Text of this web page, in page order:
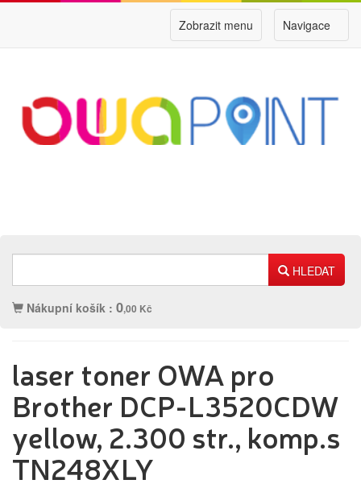
Navigace
Zobrazit menu
HLEDAT
Nákupní košík : 0,00 Kč
Přihlášení zákazníka
Přihlásit se
pro laserové
tiskárny
pro
jehličkové
tiskárny
pro
inkoustové
Label tape
Papíry a
fólie
3DW
laser toner OWA pro
Brother DCP-L3520CDW
yellow, 2.300 str., komp.s
TN248XLY